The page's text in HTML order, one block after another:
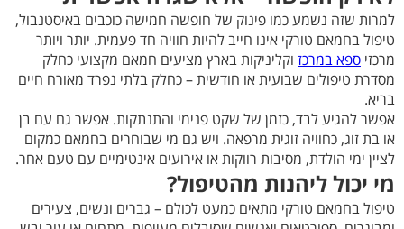
למרות שזה נשמע כמו פינוק של חופשה חמישה כוכבים באיסטנבול,
טיפול בחמאם טורקי אינו חייב להיות חוויה חד פעמית. יותר ויותר
מרכזי ספא במרכז וקליניקות בארץ מציעים חמאם מקצועי כחלק
מסדרת טיפולים שבועית או חודשית – כחלק בלתי נפרד מאורח חיים
בריא.
אפשר להגיע לבד, כזמן של שקט פנימי והתנתקות. אפשר גם עם בן
או בת זוג, כחוויה זוגית מרפאה. ויש גם מי שבוחרים בחמאם כמקום
לציין ימי הולדת, מסיבות רווקות או אירועים אינטימיים עם טעם אחר.
מי יכול ליהנות מהטיפול?
טיפול בחמאם טורקי מתאים כמעט לכולם – גברים ונשים, צעירים